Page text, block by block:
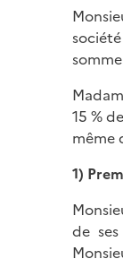
15 %
même
1)
de